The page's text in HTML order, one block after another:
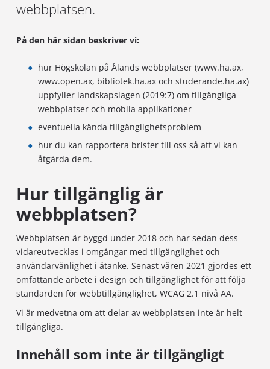
Tillgänglighetsutlåtande för webbplatsen
webbplatsen.
På den här sidan beskriver vi:
hur Högskolan på Ålands webbplatser (www.ha.ax,
www.open.ax, bibliotek.ha.ax och studerande.ha.ax)
uppfyller landskapslagen (2019:7) om tillgängliga
webbplatser och mobila applikationer
eventuella kända tillgänglighetsproblem
hur du kan rapportera brister till oss så att vi kan
åtgärda dem.
Hur tillgänglig är
webbplatsen?
Webbplatsen är byggd under 2018 och har sedan dess
vidareutvecklas i omgångar med tillgänglighet och
användarvänlighet i åtanke. Senast våren 2021 gjordes ett
omfattande arbete i design och tillgänglighet för att följa
standarden för webbtillgänglighet, WCAG 2.1 nivå AA.
Vi är medvetna om att delar av webbplatsen inte är helt
tillgängliga.
Innehåll som inte är tillgängligt